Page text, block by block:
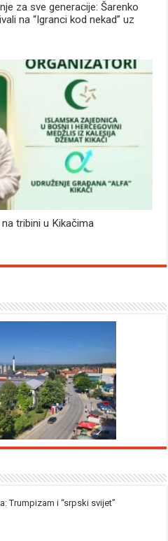
za sve generacije: Šarenko
na “Igranci kod nekad” uz
tribini u Kikačima
Trumpizam i “srpski svijet”